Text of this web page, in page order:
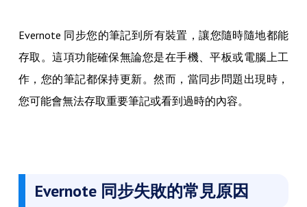
Evernote 同步您的筆記到所有裝置，讓您隨時隨地都能
存取。這項功能確保無論您是在手機、平板或電腦上工
作，您的筆記都保持更新。然而，當同步問題出現時，
您可能會無法存取重要筆記或看到過時的內容。
Evernote 同步失敗的常見原因